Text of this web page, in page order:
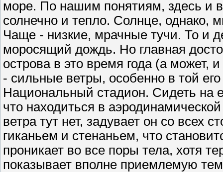
море. По нашим понятиям, здесь и
солнечно и тепло. Солнце, однако,
Чаще - низкие, мрачные тучи. То и
моросящий дождь. Но главная
острова в это время года (а может,
- сильные ветры, особенно в той
Национальный стадион. Сидеть на
что находиться в
ветра тут нет, задувает он со всех
гиканьем и стенаньем, что
проникает во все поры тела, хотя
показывает вполне приемлемую